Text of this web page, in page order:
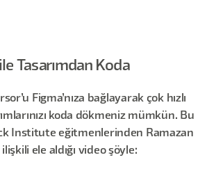
Tasarımdan Koda
Figma’nıza bağlayarak çok hızlı
koda dökmeniz mümkün. Bu
Institute eğitmenlerinden Ramazan
ele aldığı video şöyle: